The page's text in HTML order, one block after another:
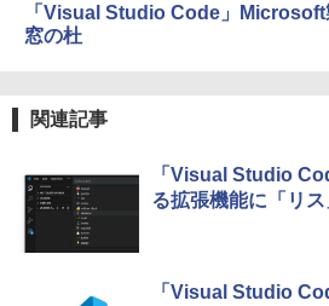
「Visual Studio Code」Microsoft
窓の杜
関連記事
「Visual Studio
る拡張機能に「リ
「Visual Studio